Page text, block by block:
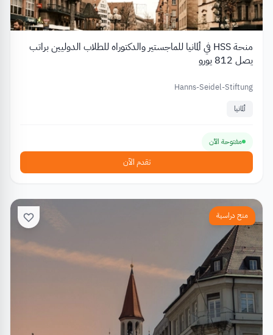
منحة HSS في ألمانيا للماجستير والدكتوراه للطلاب الدوليين براتب
يصل 812 يورو
Hanns-Seidel-Stiftung
ألمانيا
مفتوحة الآن
تقدم الآن
منح دراسية